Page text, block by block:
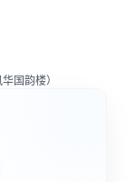
国韵楼）